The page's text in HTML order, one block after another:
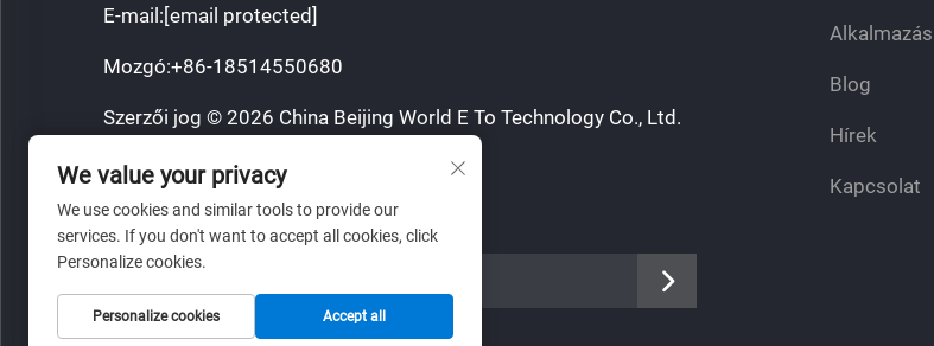
E-mail: [email protected]
Mozgó:+86-18514550680
Szerzői jog © 2026 China Beijing World E To Technology Co., Ltd.
Adatvédelmi irányelvek
Alkalmazás
Blog
Hírek
Kapcsolat
We value your privacy
We use cookies and similar tools to provide our
services. If you don't want to accept all cookies, click
Personalize cookies.
Personalize cookies Accept all